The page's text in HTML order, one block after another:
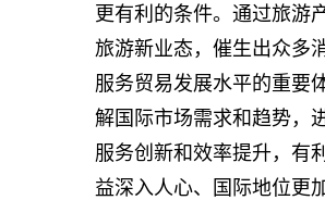
更有利的条件。通过旅游
旅游新业态，催生出众多
服务贸易发展水平的重要
解国际市场需求和趋势，
服务创新和效率提升，有
益深入人心、国际地位更